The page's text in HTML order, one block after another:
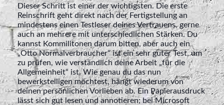
Dieser Schritt ist einer der wichtigsten. Die erste
Reinschrift geht direkt nach der Fertigstellung an
mindestens einen Testleser deines Vertrauens, gerne
auch an mehrere mit unterschiedlichen Stärken. Du
kannst Kommilitonen darum bitten, aber auch ein
„Otto Normalverbraucher“ ist ein sehr guter Test, um
zu prüfen, wie verständlich deine Arbeit „für die
Allgemeinheit“ ist. Wie genau du das nun
bewerkstelligen möchtest, hängt wiederum von
deinen persönlichen Vorlieben ab. Ein Papierausdruck
lässt sich gut lesen und annotieren; bei Microsoft